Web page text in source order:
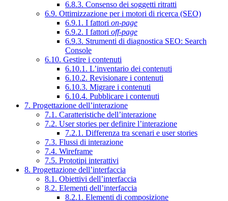
6.8.3. Consenso dei soggetti ritratti
6.9. Ottimizzazione per i motori di ricerca (SEO)
6.9.1. I fattori on-page
6.9.2. I fattori off-page
6.9.3. Strumenti di diagnostica SEO: Search
Console
6.10. Gestire i contenuti
6.10.1. L’inventario dei contenuti
6.10.2. Revisionare i contenuti
6.10.3. Migrare i contenuti
6.10.4. Pubblicare i contenuti
7. Progettazione dell’interazione
7.1. Caratteristiche dell’interazione
7.2. User stories per definire l’interazione
7.2.1. Differenza tra scenari e user stories
7.3. Flussi di interazione
7.4. Wireframe
7.5. Prototipi interattivi
8. Progettazione dell’interfaccia
8.1. Obiettivi dell’interfaccia
8.2. Elementi dell’interfaccia
8.2.1. Elementi di composizione